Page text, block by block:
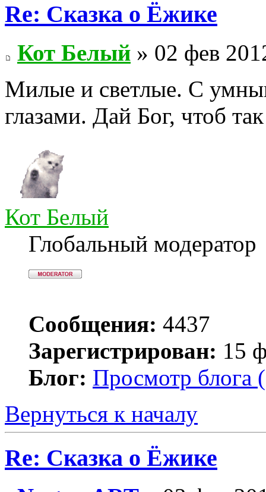
Re: Сказка о Ёжике
Кот Белый » 02 фев
Милые и светлые. С
глазами. Дай Бог, чтоб
Кот Белый
Глобальный модератор
Сообщения: 4437
Зарегистрирован: 15
Блог: Просмотр блога
Вернуться к началу
Re: Сказка о Ёжике